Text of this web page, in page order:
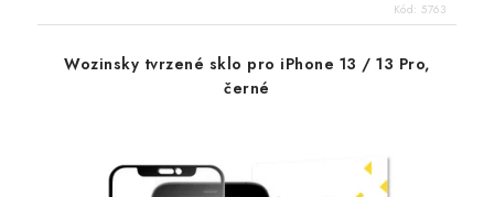
Kód: 5763
Wozinsky tvrzené sklo pro iPhone 13 / 13 Pro,
černé